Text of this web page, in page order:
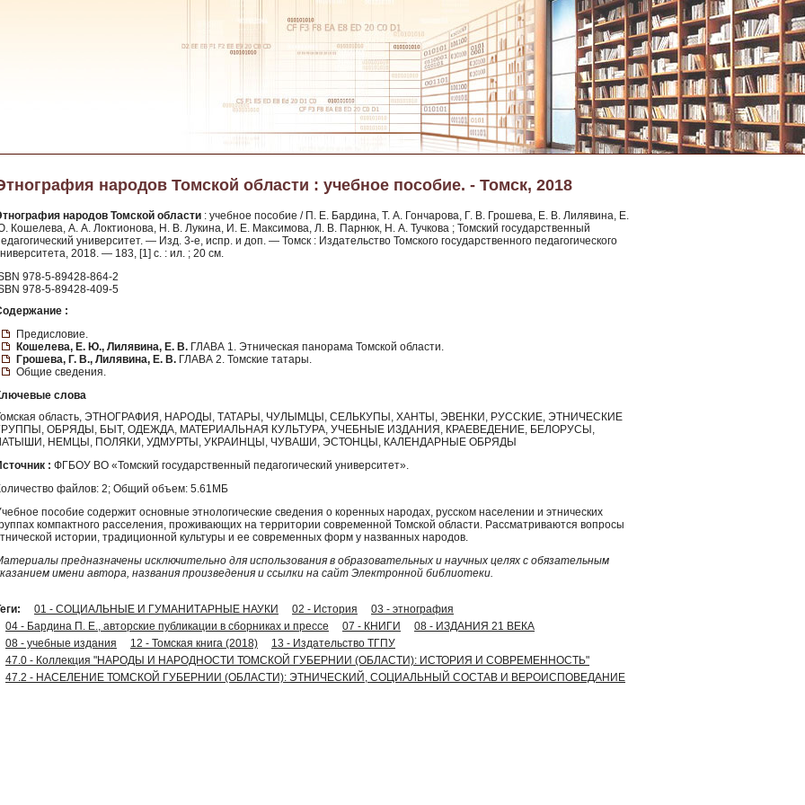
народов Томской области : учебное пособие. - Томск, 2018
народов Томской области : учебное пособие / П. Е. Бардина, Т. А. Гончарова, Г. B. Грошева, Е. В. Лилявина, Е.
Кошелева, А. А. Локтионова, Н. В. Лукина, И. Е. Максимова, Л. В. Парнюк, Н. А. Тучкова ; Томский государственный
университет. — Изд. 3-е, испр. и доп. — Томск : Издательство Томского государственного педагогического
2018. — 183, [1] с. : ил. ; 20 см.
978-5-89428-864-2
978-5-89428-409-5
:
Предисловие.
Кошелева, Е. Ю., Лилявина, Е. В. ГЛАВА 1. Этническая панорама Томской области.
Грошева, Г. В., Лилявина, Е. В. ГЛАВА 2. Томские татары.
Общие сведения.
слова
область, ЭТНОГРАФИЯ, НАРОДЫ, ТАТАРЫ, ЧУЛЫМЦЫ, СЕЛЬКУПЫ, ХАНТЫ, ЭВЕНКИ, РУССКИЕ, ЭТНИЧЕСКИЕ
ОБРЯДЫ, БЫТ, ОДЕЖДА, МАТЕРИАЛЬНАЯ КУЛЬТУРА, УЧЕБНЫЕ ИЗДАНИЯ, КРАЕВЕДЕНИЕ, БЕЛОРУСЫ,
НЕМЦЫ, ПОЛЯКИ, УДМУРТЫ, УКРАИНЦЫ, ЧУВАШИ, ЭСТОНЦЫ, КАЛЕНДАРНЫЕ ОБРЯДЫ
: ФГБОУ ВО «Томский государственный педагогический университет».
файлов: 2; Общий объем: 5.61МБ
пособие содержит основные этнологические сведения о коренных народах, русском населении и этнических
компактного расселения, проживающих на территории современной Томской области. Рассматриваются вопросы
истории, традиционной культуры и ее современных форм у названных народов.
предназначены исключительно для использования в образовательных и научных целях с обязательным
имени автора, названия произведения и ссылки на сайт Электронной библиотеки.
01 - СОЦИАЛЬНЫЕ И ГУМАНИТАРНЫЕ НАУКИ 02 - История
03 - этнография
04 - Бардина П. Е., авторские публикации в сборниках и прессе
07 - КНИГИ
08 - ИЗДАНИЯ 21 ВЕКА
08 - учебные издания
12 - Томская книга (2018)
13 - Издательство ТГПУ
47.0 - Коллекция "НАРОДЫ И НАРОДНОСТИ ТОМСКОЙ ГУБЕРНИИ (ОБЛАСТИ): ИСТОРИЯ И СОВРЕМЕННОСТЬ"
47.2 - НАСЕЛЕНИЕ ТОМСКОЙ ГУБЕРНИИ (ОБЛАСТИ): ЭТНИЧЕСКИЙ, СОЦИАЛЬНЫЙ СОСТАВ И ВЕРОИСПОВЕДАНИЕ